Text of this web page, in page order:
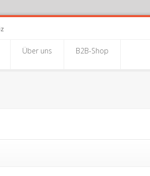
Über uns B2B-Shop